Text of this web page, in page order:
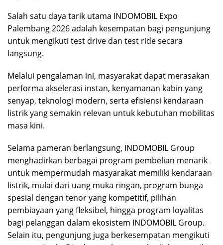
Salah satu daya tarik utama INDOMOBIL Expo
Palembang 2026 adalah kesempatan bagi pengunjung
untuk mengikuti test drive dan test ride secara
langsung.
Melalui pengalaman ini, masyarakat dapat merasakan
performa akselerasi instan, kenyamanan kabin yang
senyap, teknologi modern, serta efisiensi kendaraan
listrik yang semakin relevan untuk kebutuhan mobilitas
masa kini.
Selama pameran berlangsung, INDOMOBIL Group
menghadirkan berbagai program pembelian menarik
untuk mempermudah masyarakat memiliki kendaraan
listrik, mulai dari uang muka ringan, program bunga
spesial dengan tenor yang kompetitif, pilihan
pembiayaan yang fleksibel, hingga program loyalitas
bagi pelanggan dalam ekosistem INDOMOBIL Group.
Selain itu, pengunjung juga berkesempatan mengikuti